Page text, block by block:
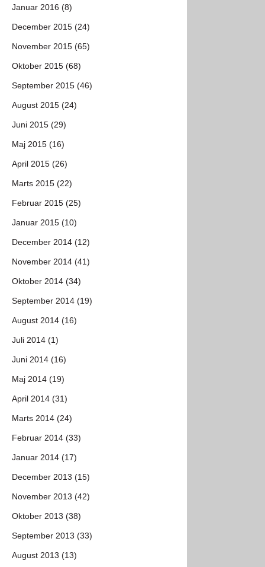
Januar 2016 (8)
December 2015 (24)
November 2015 (65)
Oktober 2015 (68)
September 2015 (46)
August 2015 (24)
Juni 2015 (29)
Maj 2015 (16)
April 2015 (26)
Marts 2015 (22)
Februar 2015 (25)
Januar 2015 (10)
December 2014 (12)
November 2014 (41)
Oktober 2014 (34)
September 2014 (19)
August 2014 (16)
Juli 2014 (1)
Juni 2014 (16)
Maj 2014 (19)
April 2014 (31)
Marts 2014 (24)
Februar 2014 (33)
Januar 2014 (17)
December 2013 (15)
November 2013 (42)
Oktober 2013 (38)
September 2013 (33)
August 2013 (13)